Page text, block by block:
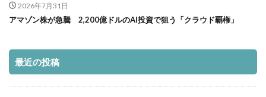
2026年7月31日
アマゾン株が急騰 2,200億ドルのAI投資で狙う「クラウド覇権」
最近の投稿